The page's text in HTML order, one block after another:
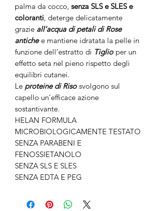
palma da cocco, senza SLS e SLES e
coloranti , deterge delicatamente
grazie all’acqua di petali di Rose
antichee mantiene idratata la pelle in
funzione dell’estratto di Tiglio per un
effetto seta nel pieno rispetto degli
equilibri cutanei.
Le proteine di Riso svolgono sul
capello un’efficace azione
sostantivante.
HELAN FORMULA
MICROBIOLOGICAMENTE TESTATO
SENZA PARABENI E
FENOSSIETANOLO
SENZA SLS E SLES
SENZA EDTA E PEG